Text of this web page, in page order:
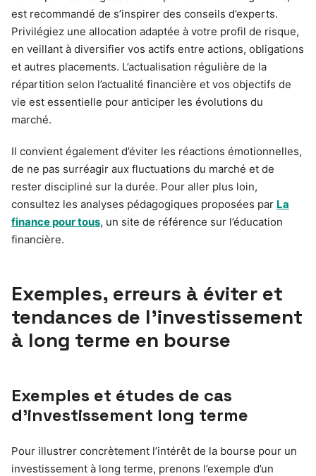
est recommandé de s’inspirer des conseils d’experts.
Privilégiez une allocation adaptée à votre profil de risque,
en veillant à diversifier vos actifs entre actions, obligations
et autres placements. L’actualisation régulière de la
répartition selon l’actualité financière et vos objectifs de
vie est essentielle pour anticiper les évolutions du
marché.
Il convient également d’éviter les réactions émotionnelles,
de ne pas surréagir aux fluctuations du marché et de
rester discipliné sur la durée. Pour aller plus loin,
consultez les analyses pédagogiques proposées par La
finance pour tous, un site de référence sur l’éducation
financière.
Exemples, erreurs à éviter et
tendances de l’investissement
à long terme en bourse
Exemples et études de cas
d’investissement long terme
Pour illustrer concrètement l’intérêt de la bourse pour un
investissement à long terme, prenons l’exemple d’un